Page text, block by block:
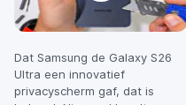
Dat Samsung de Galaxy S26
Ultra een innovatief
privacyscherm gaf, dat is